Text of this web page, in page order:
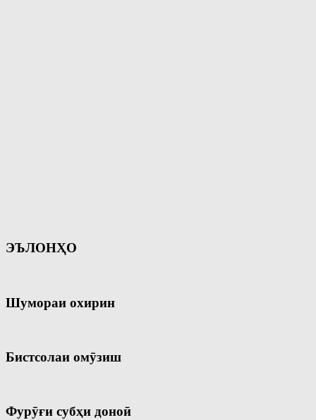
ЭЪЛОНҲО
Шумораи охирин
Бистсолаи омӯзиш
Фурӯғи субҳи доноӣ